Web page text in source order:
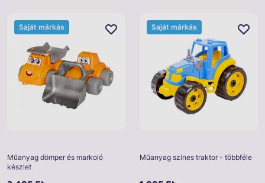
Műanyag dömper és markoló
készlet
Saját márkás
Műanyag színes traktor - többféle
Saját márkás